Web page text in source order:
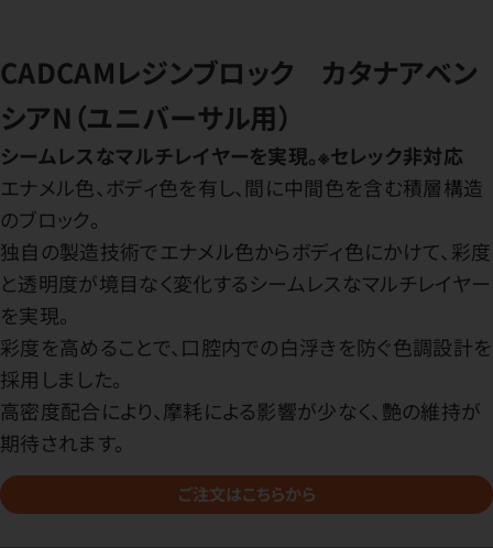
CADCAMレジンブロック カタナアベン
シアN（ユニバーサル用）
シームレスなマルチレイヤーを実現。※セレック非対応
エナメル色、ボディ色を有し、間に中間色を含む積層構造
のブロック。
独自の製造技術でエナメル色からボディ色にかけて、彩度
と透明度が境目なく変化するシームレスなマルチレイヤー
を実現。
彩度を高めることで、口腔内での白浮きを防ぐ色調設計を
採用しました。
高密度配合により、摩耗による影響が少なく、艶の維持が
期待されます。
ご注文はこちらから